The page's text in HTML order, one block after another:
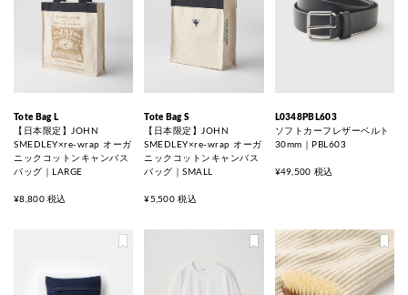
Tote Bag L
【日本限定】JOHN
SMEDLEY×re-wrap オーガ
ニックコットンキャンバス
バッグ｜LARGE
¥8,800 税込
Tote Bag S
【日本限定】JOHN
SMEDLEY×re-wrap オーガ
ニックコットンキャンバス
バッグ｜SMALL
¥5,500 税込
L0348PBL603
ソフトカーフレザーベルト
30mm｜PBL603
¥49,500 税込